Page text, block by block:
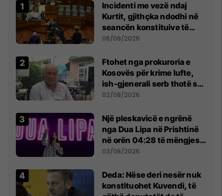
Incidenti me vezë ndaj
Kurtit, gjithçka ndodhi në
seancën konstituive të
Kuvendit
06/08/2026
Ftohet nga prokuroria e
Kosovës për krime lufte,
ish-gjenerali serb thotë se
dikush e tradhtoi në
02/08/2026
Një pleskavicë e ngrënë
nga Dua Lipa në Prishtinë
në orën 04:28 të mëngjesit
- dhe bota digjitale serbe
03/08/2026
Deda: Nëse deri nesër nuk
konstituohet Kuvendi, të